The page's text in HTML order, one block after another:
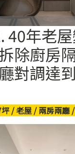
40年老
除廚房
對調達
/ 老屋 / 兩房兩廳